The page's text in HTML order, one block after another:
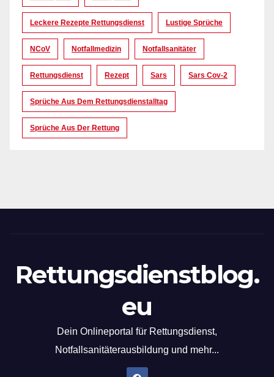
Leckere Rezepte Rettungsdienst Lustige Sprüche
NCoV Notfallmedizin Notfallsanitäter
Rettungsdienst Rezept Sars Sars Cov-2
Sprüche Aus Dem Rettungsdienstalltag
Sprüche Aus Der Rettung
Rettungsdienstblog.
eu
Dein Onlineportal für Rettungsdienst,
Notfallsanitäterausbildung und mehr...